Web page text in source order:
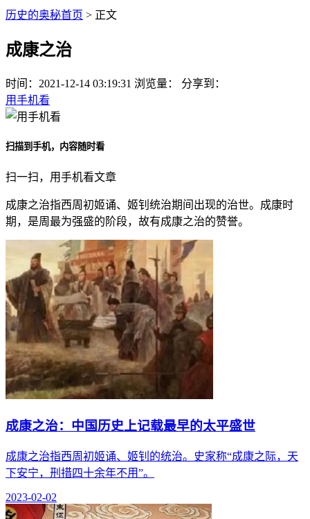
历史的奥秘首页 > 正文
成康之治
时间： 2021-12-14 03:19:31 浏览量：
分享到：
用手机看
扫描到手机，内容随时看
扫一扫，用手机看文章
成康之治指西周初姬诵、姬钊统治期间出现的治世。成康时
期，是周最为强盛的阶段，故有成康之治的赞誉。
成康之治：中国历史上记载最早的太平盛世
成康之治指西周初姬诵、姬钊的统治。史家称“成康之际，天
下安宁，刑措四十余年不用”。
2023-02-02